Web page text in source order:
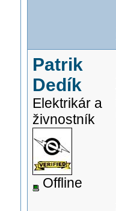
Patrik
Dedík
Elektrikár a
živnostník
Offline